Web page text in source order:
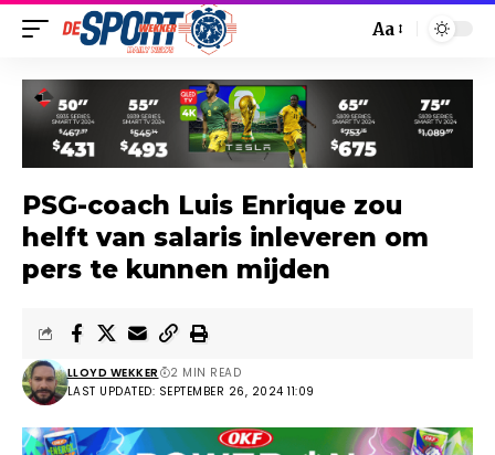
Aa
PSG-coach Luis Enrique zou
helft van salaris inleveren om
pers te kunnen mijden
LAST UPDATED: SEPTEMBER 26, 2024 11:09
LLOYD WEKKER 2 MIN READ